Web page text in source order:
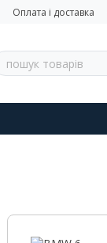
Оплата і доставка